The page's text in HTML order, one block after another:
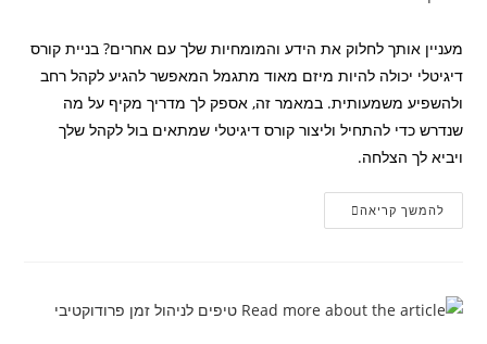
מעניין אותך לחלוק את הידע והמומחיות שלך עם אחרים? בניית קורס
דיגיטלי יכולה להיות מיזם מאוד מתגמל המאפשר להגיע לקהל רחב
ולהשפיע משמעותית. במאמר זה, אספק לך מדריך מקיף על מה
שנדרש כדי להתחיל וליצור קורס דיגיטלי שמתאים בול לקהל שלך
ויביא לך הצלחה.
להמשך קריאההמדריך
האולטימטיבי
שלב
אחר